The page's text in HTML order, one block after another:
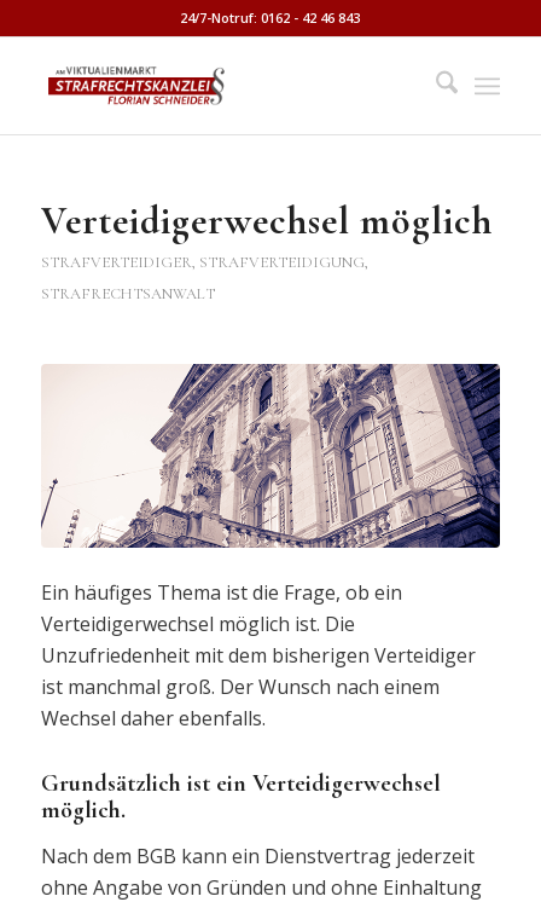
24/7-Notruf: 0162 - 42 46 843
Verteidigerwechsel möglich
STRAFVERTEIDIGER, STRAFVERTEIDIGUNG,
STRAFRECHTSANWALT
Ein häufiges Thema ist die Frage, ob ein
Verteidigerwechsel möglich ist. Die
Unzufriedenheit mit dem bisherigen Verteidiger
ist manchmal groß. Der Wunsch nach einem
Wechsel daher ebenfalls.
Grundsätzlich ist ein Verteidigerwechsel
möglich.
Nach dem BGB kann ein Dienstvertrag jederzeit
ohne Angabe von Gründen und ohne Einhaltung